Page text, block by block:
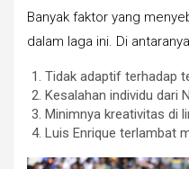
Banyak faktor yang
dalam laga ini. Di
Tidak adaptif terhadap
Kesalahan individu dari
Minimnya kreativitas di
Luis Enrique terlambat